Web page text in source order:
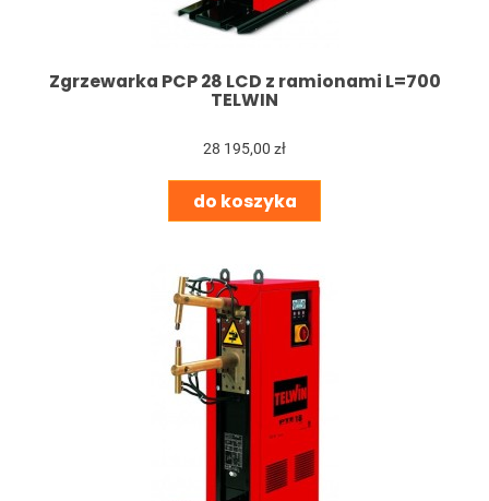
Zgrzewarka PCP 28 LCD z ramionami L=700
TELWIN
28 195,00 zł
do koszyka